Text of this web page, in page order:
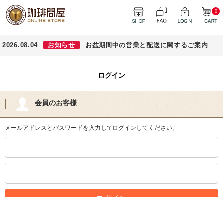
0
2026.08.04 お知らせ お盆期間中の営業と配送に関するご案内
ログイン
会員のお客様
メールアドレスとパスワードを入力してログインしてください。